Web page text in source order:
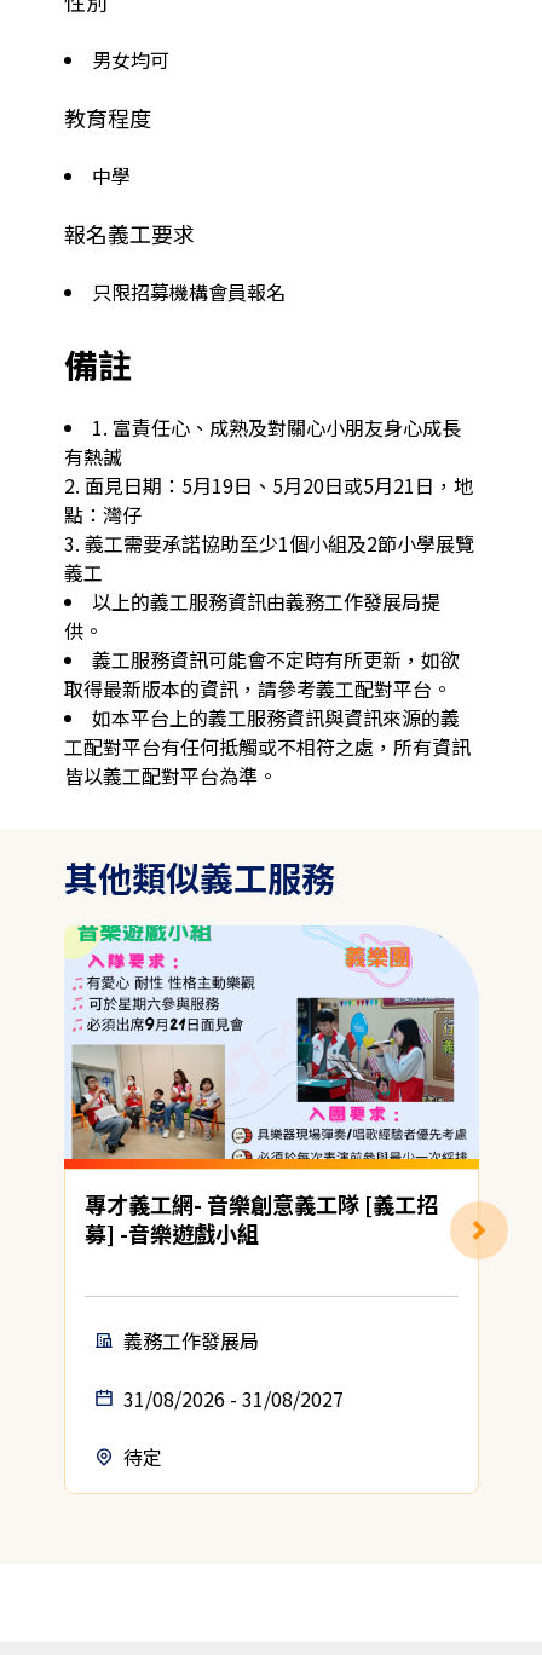
男女均可
教育程度
中學
報名義工要求
只限招募機構會員報名
備註
1. 富責任心、成熟及對關心小朋友身心成長
有熱誠
2. 面見日期：5月19日、5月20日或5月21日，地
點：灣仔
3. 義工需要承諾協助至少1個小組及2節小學展覽
義工
以上的義工服務資訊由義務工作發展局提
供。
義工服務資訊可能會不定時有所更新，如欲
取得最新版本的資訊，請參考義工配對平台。
如本平台上的義工服務資訊與資訊來源的義
工配對平台有任何抵觸或不相符之處，所有資訊
皆以義工配對平台為準。
其他類似義工服務
專才義工網- 音樂創意義工隊 [義工招
募] -音樂遊戲小組
義務工作發展局
31/08/2026 - 31/08/2027
待定